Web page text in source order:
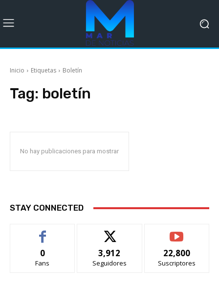
Inicio Etiquetas Boletín
Tag: boletín
No hay publicaciones para mostrar
STAY CONNECTED
0
Fans
3,912
Seguidores
22,800
Suscriptores